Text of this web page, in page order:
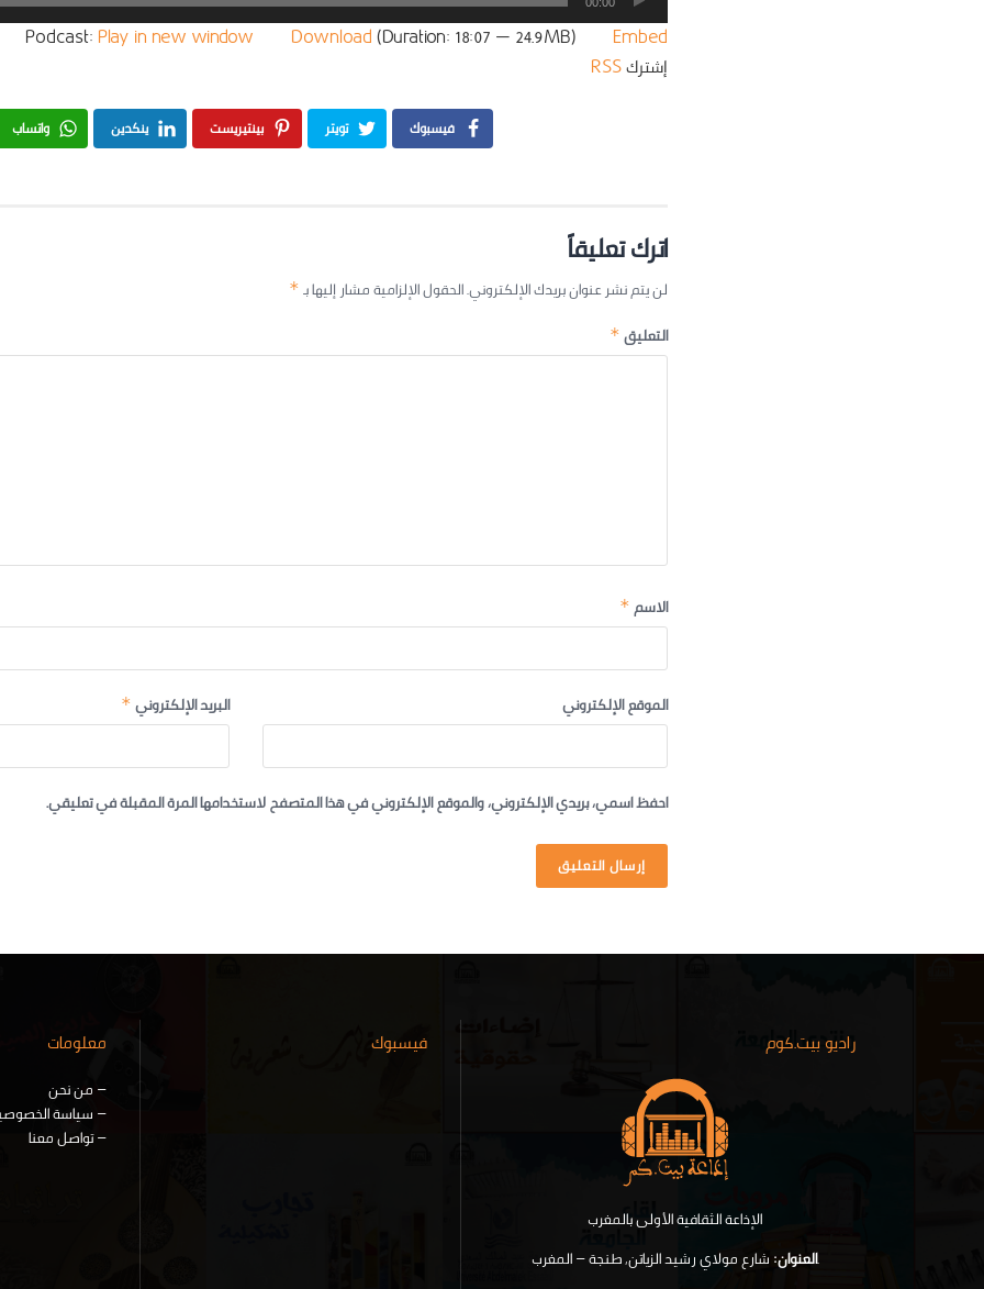
الصوت
00:00
Podcast: Play in new window Download(Duration: 18:07 — 24.9MB) | Embed
إشتركRSS
فيسبوك تويتر بينتيريست ينكدين واتساب
اترك تعليقاً
لن يتم نشر عنوان بريدك الإلكتروني.الحقول الإلزامية مشار إليها بـ *
التعليق *
الاسم *
البريد الإلكتروني * الموقع الإلكتروني
احفظ اسمي، بريدي الإلكتروني، والموقع الإلكتروني في هذا المتصفح لاستخدامها المرة المقبلة في تعليقي.
راديو بيت.كوم
الإذاعة الثقافية الأولى بالمغرب
.العنوان:شارع مولاي رشيد الزياتن, طنجة – المغرب
فيسبوك معلومات
–من نحن
–سياسة
–تواصل معنا